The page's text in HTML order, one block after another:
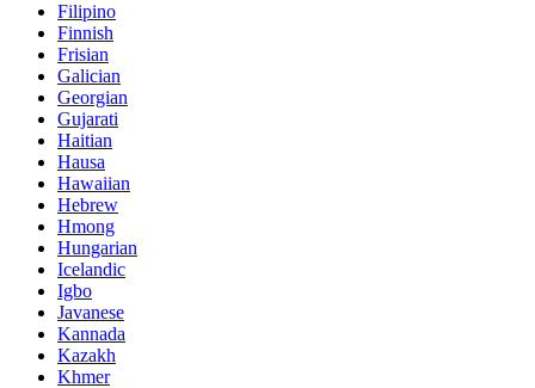
Filipino
Finnish
Frisian
Galician
Georgian
Gujarati
Haitian
Hausa
Hawaiian
Hebrew
Hmong
Hungarian
Icelandic
Igbo
Javanese
Kannada
Kazakh
Khmer